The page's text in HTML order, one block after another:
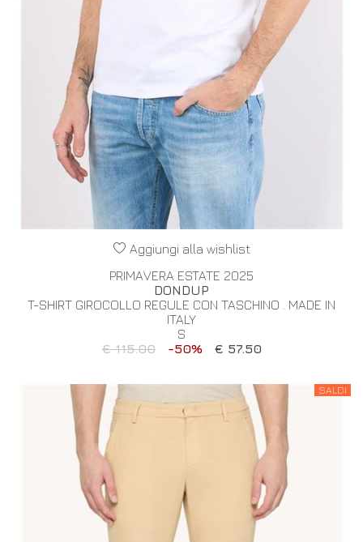
Aggiungi alla wishlist
PRIMAVERA ESTATE 2025
DONDUP
T-SHIRT GIROCOLLO REGULE CON TASCHINO . MADE IN
ITALY
S
€ 115.00
-50% € 57.50
SALDI